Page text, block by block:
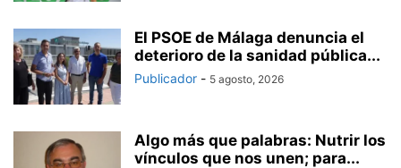
El PSOE de Málaga denuncia el
deterioro de la sanidad pública...
Publicador - 5 agosto, 2026
Algo más que palabras: Nutrir los
vínculos que nos unen; para...